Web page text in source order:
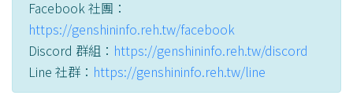
Facebook 社團：
https://genshininfo.reh.tw/facebook
Discord 群組： https://genshininfo.reh.tw/discord
Line 社群： https://genshininfo.reh.tw/line